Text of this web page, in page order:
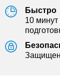
Быстро
10